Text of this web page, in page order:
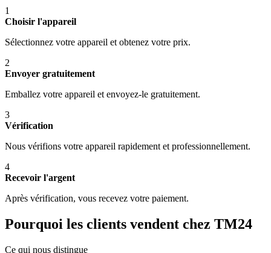
1
Choisir l'appareil
Sélectionnez votre appareil et obtenez votre prix.
2
Envoyer gratuitement
Emballez votre appareil et envoyez-le gratuitement.
3
Vérification
Nous vérifions votre appareil rapidement et professionnellement.
4
Recevoir l'argent
Après vérification, vous recevez votre paiement.
Pourquoi les clients vendent chez TM24
Ce qui nous distingue